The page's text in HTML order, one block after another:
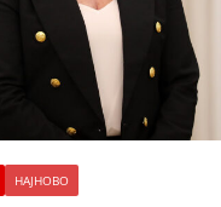
НАЈНОВО